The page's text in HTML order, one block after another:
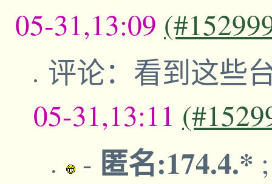
05-31,13:09
评论：看到这些
05-31,13:11
- 匿名:174.4.*